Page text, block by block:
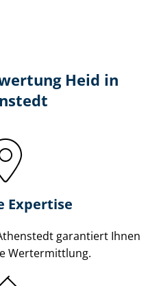
Heid in
Expertise
garantiert Ihnen
Wertermittlung.